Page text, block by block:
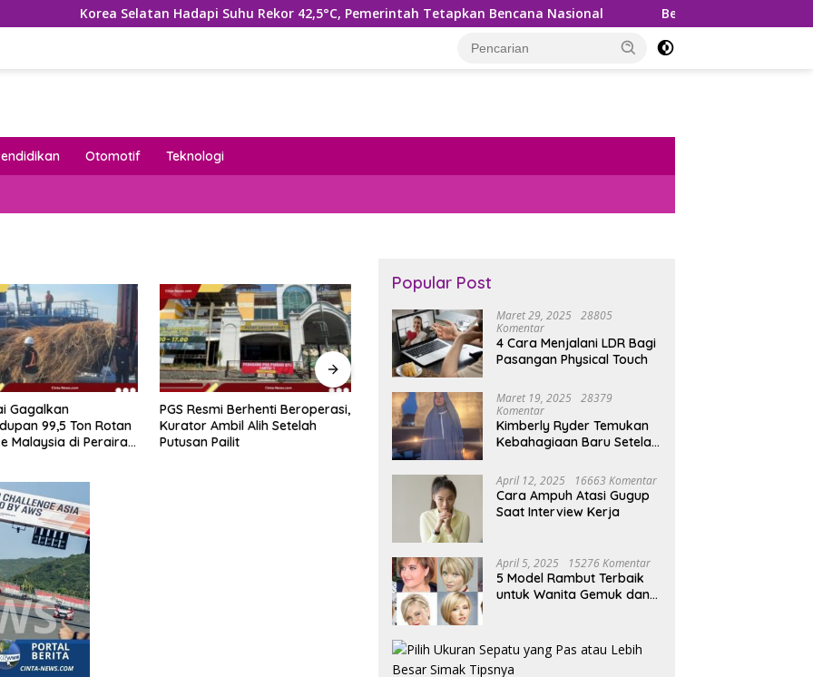
Korea Selatan Hadapi Suhu Rekor 42,5°C, Pemerintah Tetapkan Bencana Nasional Bea Cukai Gagalkan
Otomotif Teknologi
Berhenti Beroperasi,
Alih Setelah
Penyelundupan 5 Unit Harley-
Davidson dan 20 Rangka
Motor Gagal Masuk via
Petani Bantul Optimistis
dengan Sorgum, Cukup Dua
Kali Siram Sudah Panen
Sanksi, Klaim Telah Koordinasi
soal Penebangan 10 Pohon
Popular Post
Maret 29, 2025
28805
Komentar
4 Cara Menjalani LDR Bagi
Pasangan Physical Touch
Maret 19, 2025
28379
Komentar
Kimberly Ryder Temukan
Kebahagiaan Baru Setelah
April 12, 2025 16663 Komentar
Cara Ampuh Atasi Gugup
Saat Interview Kerja
April 5, 2025 15276 Komentar
5 Model Rambut Terbaik
untuk Wanita Gemuk dan